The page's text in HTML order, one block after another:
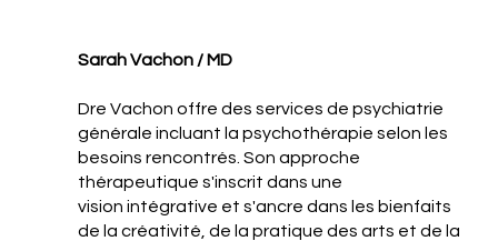
Sarah Vachon / MD
Dre Vachon offre des services de psychiatrie
générale incluant la psychothérapie selon les
besoins rencontrés. Son approche
thérapeutique s'inscrit dans une
vision intégrative et s'ancre dans les bienfaits
de la créativité, de la pratique des arts et de la